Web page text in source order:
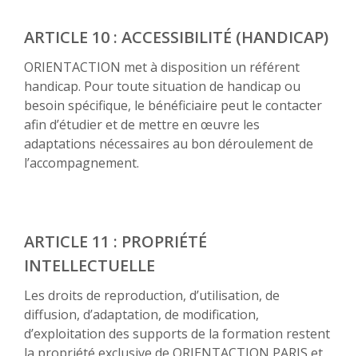
ARTICLE 10 : ACCESSIBILITÉ (HANDICAP)
ORIENTACTION met à disposition un référent
handicap. Pour toute situation de handicap ou
besoin spécifique, le bénéficiaire peut le contacter
afin d’étudier et de mettre en œuvre les
adaptations nécessaires au bon déroulement de
l’accompagnement.
ARTICLE 11 : PROPRIÉTÉ
INTELLECTUELLE
Les droits de reproduction, d’utilisation, de
diffusion, d’adaptation, de modification,
d’exploitation des supports de la formation restent